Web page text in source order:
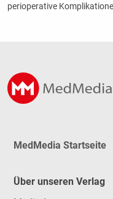
perioperative
MedMedia Startseite
Über unseren Verlag